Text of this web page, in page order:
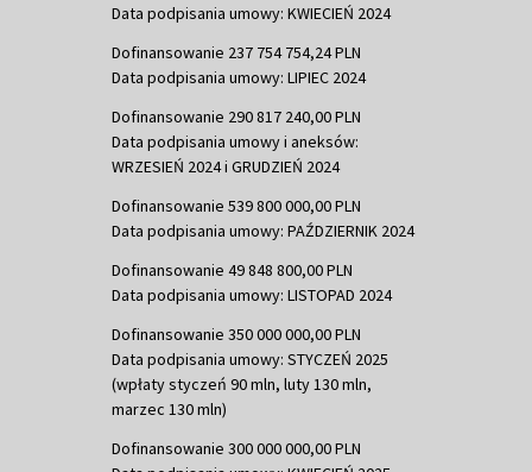
Data podpisania umowy: KWIECIEŃ 2024
Dofinansowanie 237 754 754,24 PLN
Data podpisania umowy: LIPIEC 2024
Dofinansowanie 290 817 240,00 PLN
Data podpisania umowy i aneksów:
WRZESIEŃ 2024 i GRUDZIEŃ 2024
Dofinansowanie 539 800 000,00 PLN
Data podpisania umowy: PAŹDZIERNIK 2024
Dofinansowanie 49 848 800,00 PLN
Data podpisania umowy: LISTOPAD 2024
Dofinansowanie 350 000 000,00 PLN
Data podpisania umowy: STYCZEŃ 2025
(wpłaty styczeń 90 mln, luty 130 mln,
marzec 130 mln)
Dofinansowanie 300 000 000,00 PLN